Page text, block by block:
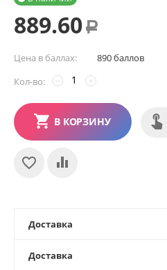
889.60 Р
Цена в баллах:
890 баллов
Кол-во:
+
−
В КОРЗИНУ
Доставка
Доставка